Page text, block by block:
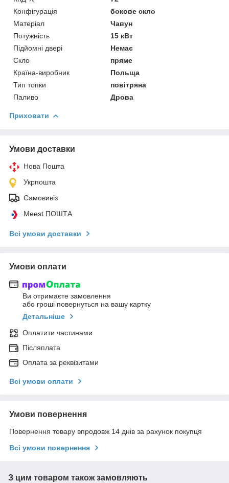
Конфігурація
бокове скло
Матеріал
Чавун
Потужність
15 кВт
Підйомні двері
Немає
Скло
пряме
Країна-виробник
Польща
Тип топки
повітряна
Паливо
Дрова
Приховати
Умови доставки
Нова Пошта
Укрпошта
Самовивіз
Meest ПОШТА
Всі умови доставки
Умови оплати
Ви отримаєте замовлення
або гроші повернуться на вашу картку
Детальніше
Оплатити частинами
Післяплата
Оплата за реквізитами
Всі умови оплати
Умови повернення
Повернення товару впродовж 14 днів за рахунок покупця
Всі умови повернення
З цим товаром також замовляють